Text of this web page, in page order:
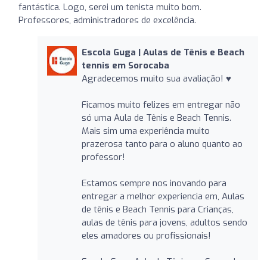
fantástica. Logo, serei um tenista muito bom.
Professores, administradores de excelência.
Escola Guga | Aulas de Tênis e Beach
tennis em Sorocaba
Agradecemos muito sua avaliação! ♥️
Ficamos muito felizes em entregar não
só uma Aula de Tênis e Beach Tennis.
Mais sim uma experiência muito
prazerosa tanto para o aluno quanto ao
professor!
Estamos sempre nos inovando para
entregar a melhor experiencia em, Aulas
de tênis e Beach Tennis para Crianças,
aulas de tênis para jovens, adultos sendo
eles amadores ou profissionais!